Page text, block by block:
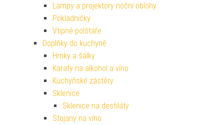
Lampy a projektory noční oblohy
Pokladničky
Vtipné polštáře
Doplňky do kuchyně
Hrnky a šálky
Karafy na alkohol a víno
Kuchyňské zástěry
Sklenice
Sklenice na destiláty
Stojany na víno